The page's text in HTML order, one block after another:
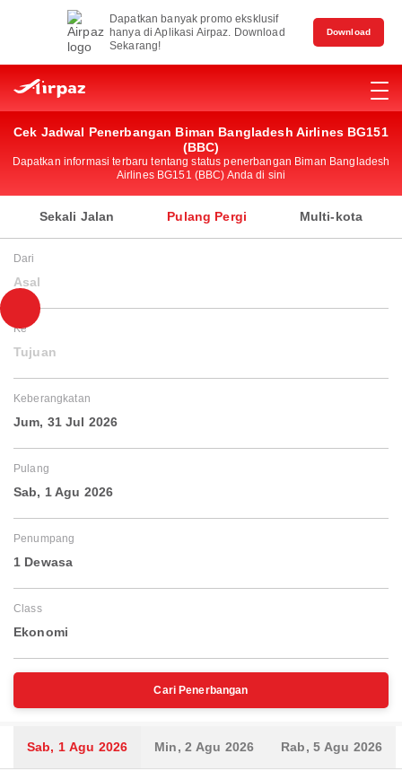
Dapatkan banyak promo eksklusif
hanya di Aplikasi Airpaz. Download
Sekarang!
Download
Cek Jadwal Penerbangan Biman Bangladesh Airlines BG151
(BBC)
Dapatkan informasi terbaru tentang status penerbangan Biman Bangladesh
Airlines BG151 (BBC) Anda di sini
Sekali Jalan Pulang Pergi Multi-kota
Dari
Asal
Ke
Tujuan
Keberangkatan
Jum, 31 Jul 2026
Pulang
Sab, 1 Agu 2026
Penumpang
1 Dewasa
Class
Ekonomi
Cari Penerbangan
Sab, 1 Agu 2026 Min, 2 Agu 2026 Rab, 5 Agu 2026